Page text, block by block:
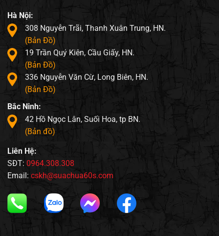
Hà Nội:
308 Nguyễn Trãi, Thanh Xuân Trung, HN.
(Bản Đồ)
19 Trần Quý Kiên, Cầu Giấy, HN.
(Bản Đồ)
336 Nguyễn Văn Cừ, Long Biên, HN.
(Bản Đồ)
Bắc Ninh:
42 Hồ Ngọc Lân, Suối Hoa, tp BN.
(Bản đồ)
Liên Hệ:
SĐT: 0964.308.308
Email: cskh@suachua60s.com